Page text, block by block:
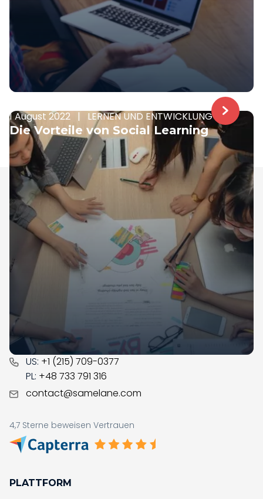
1 August 2022 | LERNEN UND ENTWICKLUNG
Die Vorteile von Social Learning
Samelane ist ein in der EU ansässiges Unternehmen
mit Niederlassungen in Großbritannien, Polen und
Norwegen, das seit 2017 auf dem LMS-Markt tätig ist.
Unser Team, das seitdem viel Erfahrung und
Geschäftssinn gesammelt hat, unterstützt Sie gerne
bei der digitalen Transformation Ihres Unternehmens.
CONTACT
US: +1 (215) 709-0377
PL: +48 733 791 316
contact@samelane.com
4,7 Sterne beweisen Vertrauen
PLATTFORM